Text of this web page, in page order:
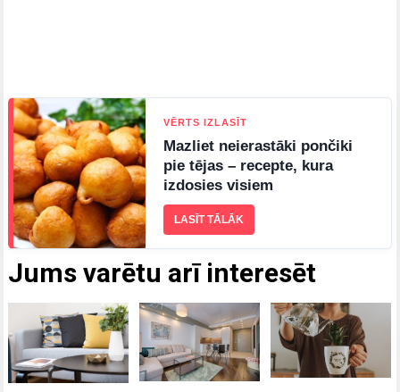
Jums varētu arī interesēt
VĒRTS IZLASĪT
Mazliet neierastāki pončiki
pie tējas – recepte, kura
izdosies visiem
LASĪT TĀLĀK